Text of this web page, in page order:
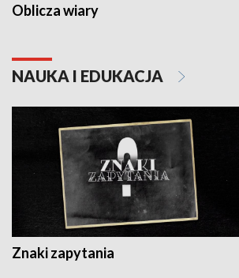
Oblicza wiary
NAUKA I EDUKACJA
Znaki zapytania